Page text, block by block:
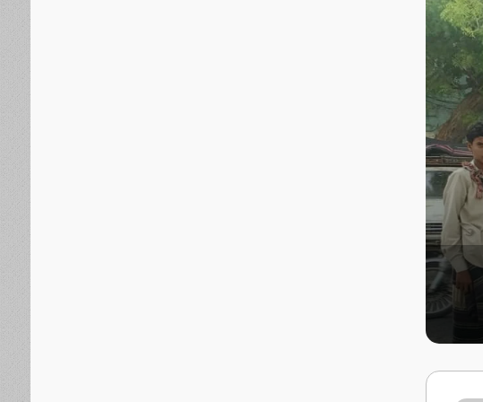
خلال زيارته للمناضل اللواء ناصر النوبة..الحالمي ويؤكد